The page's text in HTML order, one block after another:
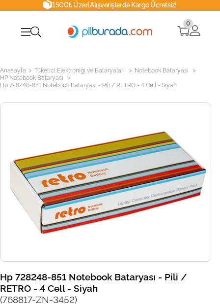
1500₺ Üzeri Alışverişlerde Kargo Ücretsiz!
0
Anasayfa > Tüketici Elektroniği ve Bataryaları > Notebook Bataryası >
HP Notebook Bataryası >
Hp 728248-851 Notebook Bataryası - Pili / RETRO - 4 Cell - Siyah
Hp 728248-851 Notebook Bataryası - Pili /
RETRO - 4 Cell - Siyah
(768817-ZN-3452)